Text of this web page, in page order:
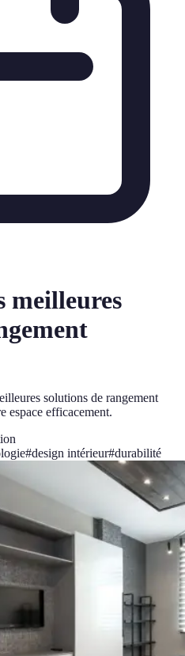
meilleures
solutions de rangement
espace efficacement.
#design intérieur#durabilité